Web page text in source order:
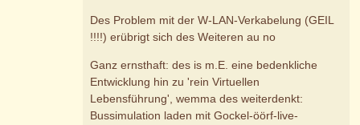
Des Problem mit der W-LAN-Verkabelung (GEIL
!!!!) erübrigt sich des Weiteren au no
Ganz ernsthaft: des is m.E. eine bedenkliche
Entwicklung hin zu 'rein Virtuellen
Lebensführung', wemma des weiterdenkt:
Bussimulation laden mit Gockel-öörf-live-